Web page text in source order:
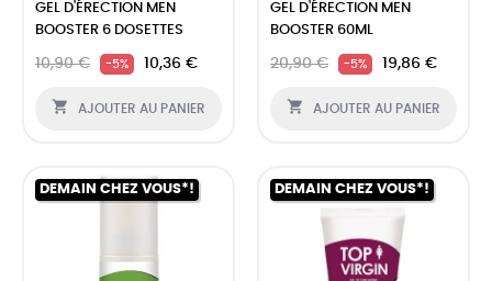
GEL D'ÉRECTION MEN
BOOSTER 6 DOSETTES
10,90 € -5% 10,36 €
 AJOUTER AU PANIER
GEL D'ÉRECTION MEN
BOOSTER 60ML
20,90 € -5% 19,86 €
 AJOUTER AU PANIER
DEMAIN CHEZ VOUS*! DEMAIN CHEZ VOUS*!